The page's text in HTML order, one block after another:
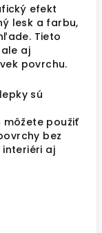
efekt
lesk a farbu,
Tieto
aj
povrchu.
sú
môžete použiť
bez
aj